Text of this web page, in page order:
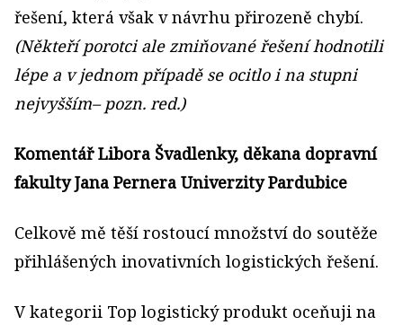
řešení, která však v návrhu přirozeně chybí.
(Někteří porotci ale zmiňované řešení hodnotili
lépe a v jednom případě se ocitlo i na stupni
nejvyšším– pozn. red.)
Komentář Libora Švadlenky, děkana dopravní
fakulty Jana Pernera Univerzity Pardubice
Celkově mě těší rostoucí množství do soutěže
přihlášených inovativních logistických řešení.
V kategorii Top logistický produkt oceňuji na